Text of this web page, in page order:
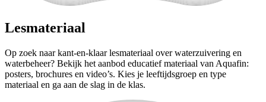
Lesmateriaal
Op zoek naar kant-en-klaar lesmateriaal over waterzuivering en
waterbeheer? Bekijk het aanbod educatief materiaal van Aquafin:
posters, brochures en video’s. Kies je leeftijdsgroep en type
materiaal en ga aan de slag in de klas.